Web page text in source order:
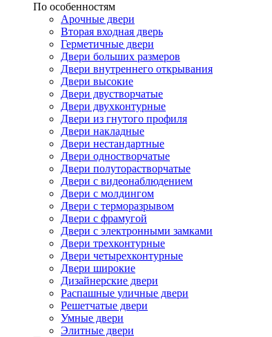
По особенностям
Арочные двери
Вторая входная дверь
Герметичные двери
Двери больших размеров
Двери внутреннего открывания
Двери высокие
Двери двустворчатые
Двери двухконтурные
Двери из гнутого профиля
Двери накладные
Двери нестандартные
Двери одностворчатые
Двери полуторастворчатые
Двери с видеонаблюдением
Двери с молдингом
Двери с терморазрывом
Двери с фрамугой
Двери с электронными замками
Двери трехконтурные
Двери четырехконтурные
Двери широкие
Дизайнерские двери
Распашные уличные двери
Решетчатые двери
Умные двери
Элитные двери